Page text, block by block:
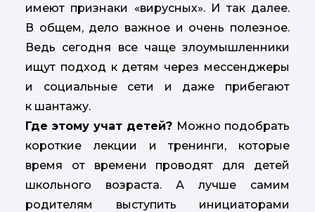
имеют признаки «вирусных». И так далее.
В общем, дело важное и очень полезное.
Ведь сегодня все чаще злоумышленники
ищут подход к детям через мессенджеры
и социальные сети и даже прибегают
к шантажу.
Где этому учат детей? Можно подобрать
короткие лекции и тренинги, которые
время от времени проводят для детей
школьного возраста. А лучше самим
родителям выступить инициаторами